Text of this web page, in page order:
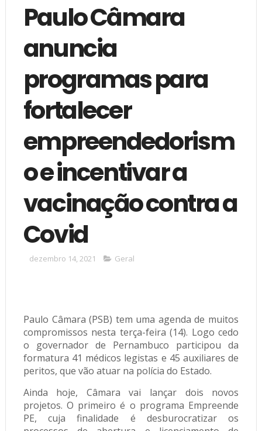
Paulo Câmara
anuncia
programas para
fortalecer
empreendedorism
o e incentivar a
vacinação contra a
Covid
dezembro 14, 2021 Geral
Paulo Câmara (PSB) tem uma agenda de muitos
compromissos nesta terça-feira (14). Logo cedo
o governador de Pernambuco participou da
formatura 41 médicos legistas e 45 auxiliares de
peritos, que vão atuar na polícia do Estado.
Ainda hoje, Câmara vai lançar dois novos
projetos. O primeiro é o programa Empreende
PE, cuja finalidade é desburocratizar os